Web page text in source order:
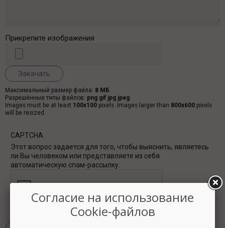
Прикрепите изображения
Максимальный размер файла: 8 МБ.
Разрешённые типы файлов: png gif jpg jpeg.
Images must be at least 100x100 pixels. Images larger than 800x600 pixels
will be resized.
CAPTCHA
Этот вопрос задается для того, чтобы выяснить, являетесь
ли Вы человеком или представляете из себя
автоматическую спам-рассылку.
Согласие на использование
Cookie-файлов